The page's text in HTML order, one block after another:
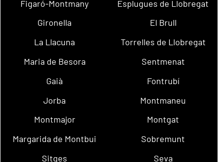
Figaró-Montmany
Esplugues de Llobregat
Gironella
El Brull
La Llacuna
Torrelles de Llobregat
Maria de Besora
Sentmenat
Gaià
Fontrubí
Jorba
Montmaneu
Montmajor
Montgat
Margarida de Montbui
Sobremunt
Sitges
Seva